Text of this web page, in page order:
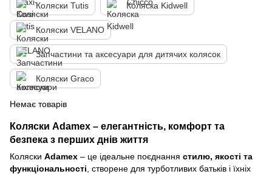
Коляски Tutis Коляска Kidwell
Коляски VELANO
Запчастини та аксесуари для дитячих колясок
Коляски Graco
Немає товарів
Коляски Adamex – елегантність, комфорт та
безпека з перших днів життя
Коляски Adamex – це ідеальне поєднання стилю, якості та
функціональності , створене для турботливих батьків і їхніх